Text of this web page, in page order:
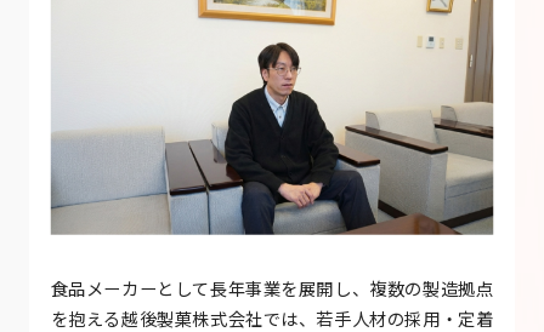
食品メーカーとして長年事業を展開し、複数の製造拠点
を抱える越後製菓株式会社では、若手人材の採用・定着